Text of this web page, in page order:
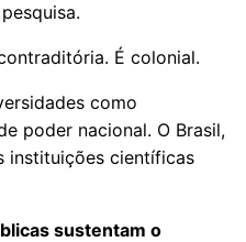
É colonial.
como
poder nacional. O Brasil,
instituições científicas
sustentam o